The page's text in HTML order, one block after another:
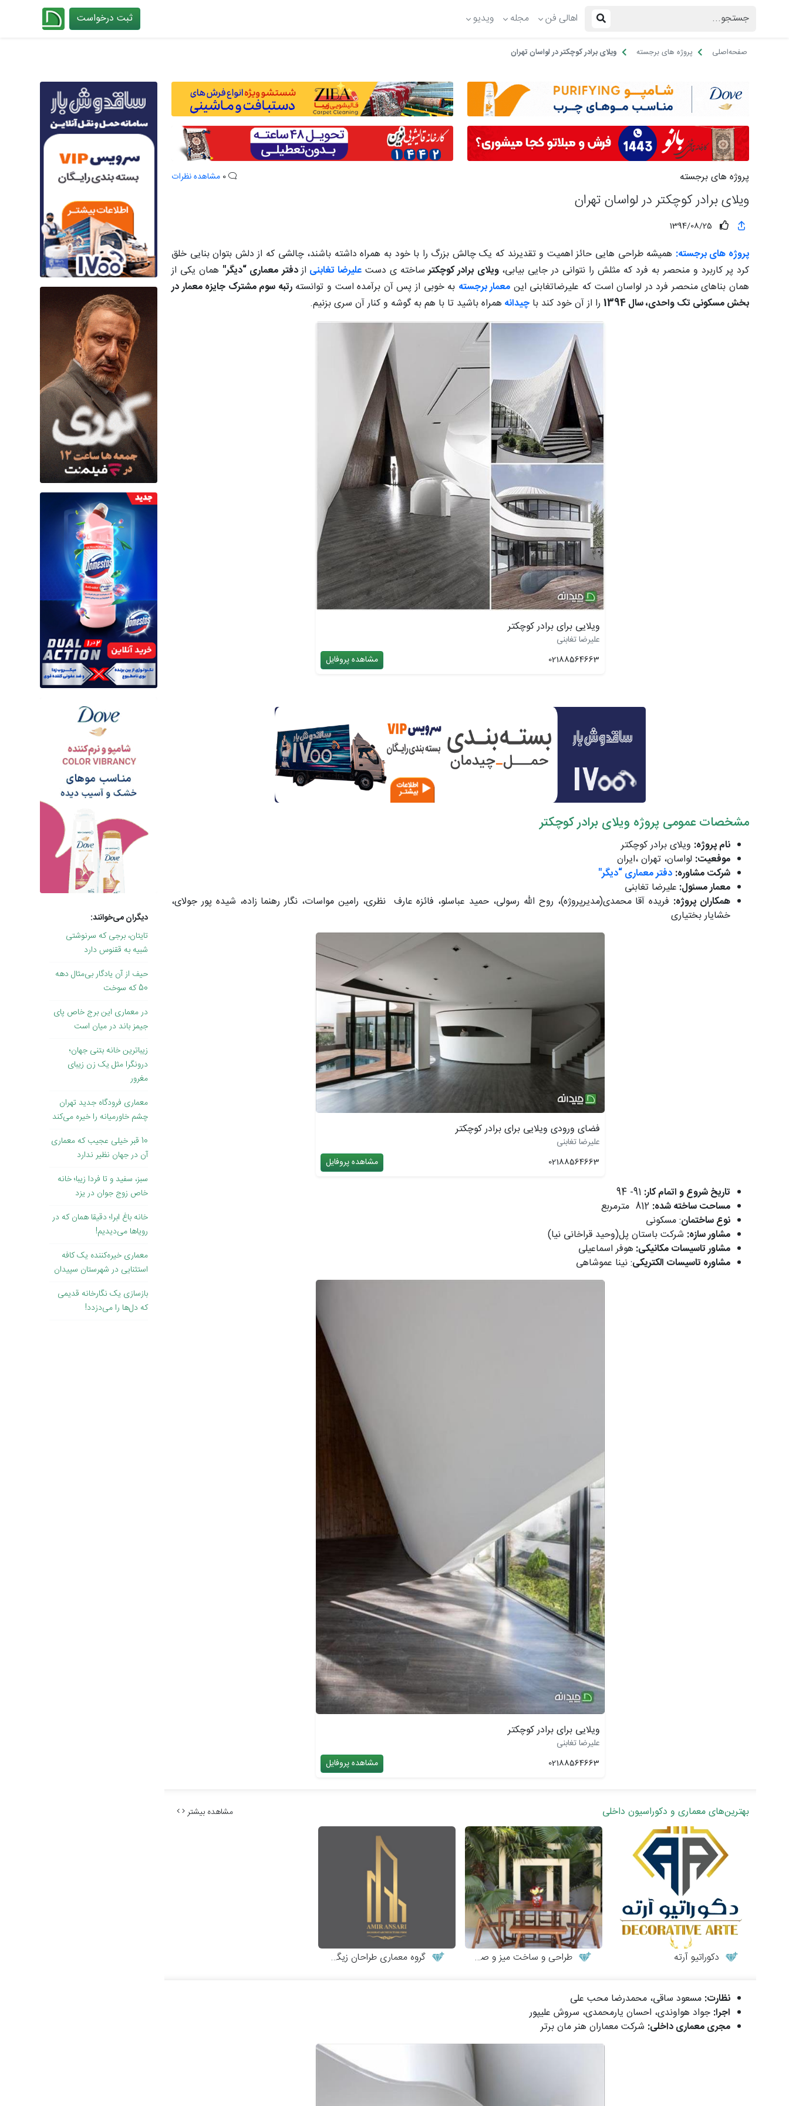
اهالی فن مجله ویدیو ثبت درخواست
صفحه‌اصلی پروژه های برجسته ویلای برادر کوچکتر در لواسان تهران
پروژه های برجسته مشاهده نظرات
ویلای برادر کوچکتر در لواسان تهران
1394/08/25
پروژه های برجسته: همیشه طراحی هایی حائز اهمیت و تقدیرند که یک چالش بزرگ را با خود به همراه داشته باشند، چالشی که از دلش بتوان بنایی خلق
کرد پر کاربرد و منحصر به فرد که مثلش را نتوانی در جایی بیابی، ویلای برادر کوچکترساخته ی دستعلیرضا تغابنی ازدفتر معماری “دیگر" همان یکی از
همان بناهای منحصر فرد در لواسان است که علیرضاتغابنی این معمار برجسته به خوبی از پس آن برآمده است و توانستهرتبه سوم مشترک جایزه معمار در
بخش مسکونی تک واحدی، سال 1394
را از آن خود کند با چیدانه همراه باشید تا با هم به گوشه و کنار آن سری بزنیم.
ویلایی برای برادر کوچکتر
علیرضا تغابنی
02188564663
مشاهده پروفایل
مشخصات عمومی پروژه ویلای برادر کوچکتر
نام پروژه: ویلای برادر کوچکتر
موفعیت: لواسان، تهران ،ایران
شرکت مشاوره: دفتر معماری “دیگر"
معمار مسئول: علیرضا تغابنی
همکاران پروژه: فریده آقا محمدی(مدیرپروژه)، روح الله رسولی، حمید عباسلو، فائزه عارف نظری، رامین مواسات، نگار رهنما زاده، شیده پور جولای،
خشایار بختیاری
فضای ورودی ویلایی برای برادر کوچکتر
علیرضا تغابنی
02188564663
مشاهده پروفایل
تاریخ شروع و اتمام کار:
مساحت ساخته شده:
نوع ساختمان: مسکونی
مشاور سازه: شرکت باستان پل(وحید قراخانی نیا)
مشاور تاسیسات مکانیکی: هوفر اسماعیلی
مشاوره تاسیسات الکتریکی: نینا عموشاهی
ویلایی برای برادر کوچکتر
علیرضا تغابنی
02188564663
مشاهده پروفایل
بهترین‌های معماری و دکوراسیون داخلی مشاهده بیشتر
دکوراتیو آرته طراحی و ساخت میز و صندلی چوبی گروه معماری طراحان زیگورات
نظارت: مسعود ساقی، محمدرضا محب علی
اجرا: جواد هواوندی، احسان یارمحمدی، سروش علیپور
مجری معماری داخلی: شرکت معماران هنر مان برتر
دیگران می‌خوانند:
تایتان، برجی که سرنوشتی
شبیه به ققنوس دارد
حیف از آن یادگار بی‌مثال دهه
50 که سوخت
در معماری این برج خاص پای
جیمز باند در میان است
زیباترین خانه بتنی جهان؛
درونگرا مثل یک زن زیبای
مغرور
معماری فرودگاه جدید تهران
چشم خاورمیانه را خیره می‌کند
10 قبر خیلی عجیب که معماری
آن در جهان نظیر ندارد
سبز، سفید و تا فردا زیبا؛ خانه
خاص زوج جوان در یزد
خانه باغ ابرا؛ دقیقا همان که در
رویاها می‌دیدیم!
معماری خیره‌کننده یک کافه
استثنایی در شهرستان سپیدان
بازسازی یک نگارخانه قدیمی
که دل‌ها را می‌دزدد!